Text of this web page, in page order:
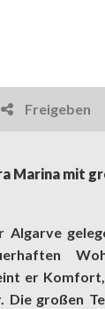
Freigeben
Marina mit
er
großen